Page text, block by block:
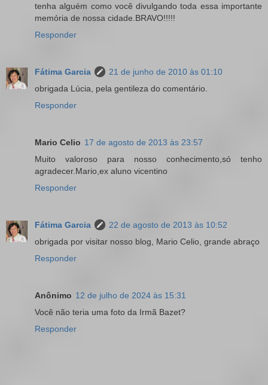
tenha alguém como você divulgando toda essa importante
memória de nossa cidade.BRAVO!!!!!
Responder
Fátima Garcia
21 de junho de 2010 às 01:10
obrigada Lúcia, pela gentileza do comentário.
Responder
Mario Celio 17 de agosto de 2013 às 23:57
Muito valoroso para nosso conhecimento,só tenho
agradecer.Mario,ex aluno vicentino
Responder
Fátima Garcia
22 de agosto de 2013 às 10:52
obrigada por visitar nosso blog, Mario Celio, grande abraço
Responder
Anônimo 12 de julho de 2024 às 15:31
Você não teria uma foto da Irmã Bazet?
Responder